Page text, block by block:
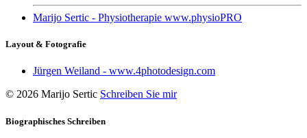
Marijo Sertic - Physiotherapie www.physioPRO
Layout & Fotografie
Jürgen Weiland - www.4photodesign.com
© 2026 Marijo Sertic Schreiben Sie mir
Biographisches Schreiben